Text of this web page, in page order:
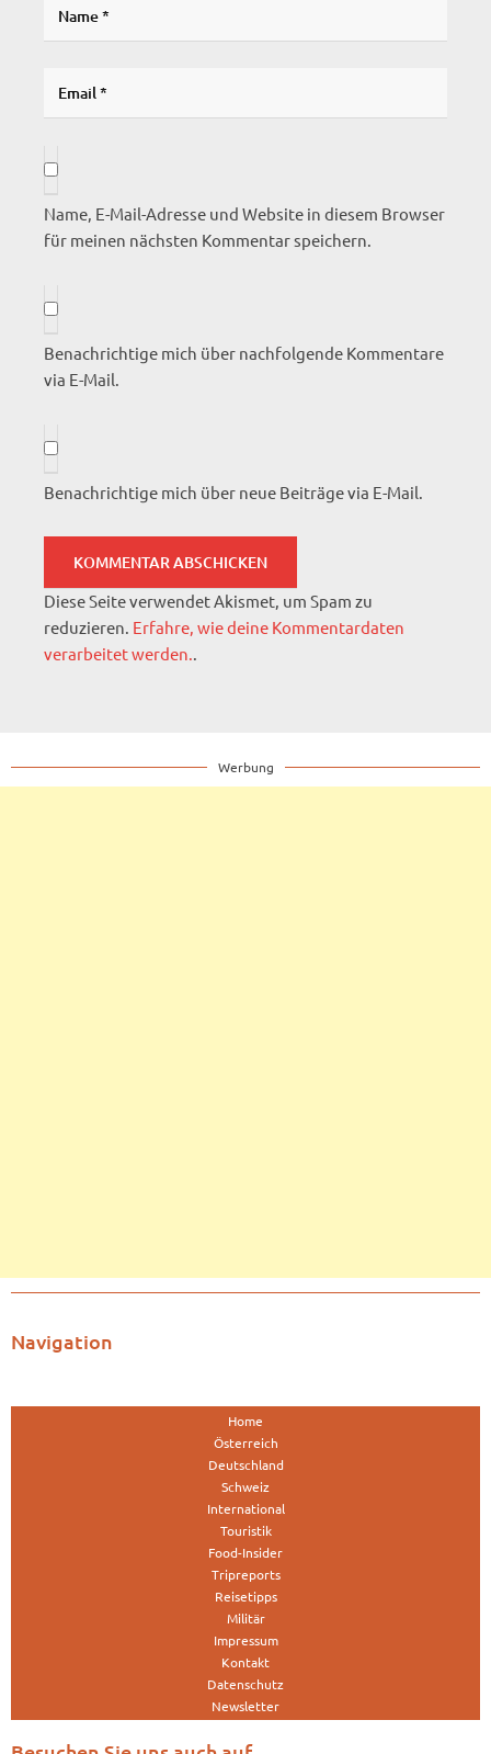
Name, E-Mail-Adresse und Website in diesem Browser
für meinen nächsten Kommentar speichern.
Benachrichtige mich über nachfolgende Kommentare
via E-Mail.
Benachrichtige mich über neue Beiträge via E-Mail.
Diese Seite verwendet Akismet, um Spam zu
reduzieren. Erfahre, wie deine Kommentardaten
verarbeitet werden..
Werbung
Navigation
Home
Österreich
Deutschland
Schweiz
International
Touristik
Food-Insider
Tripreports
Reisetipps
Militär
Impressum
Kontakt
Datenschutz
Newsletter